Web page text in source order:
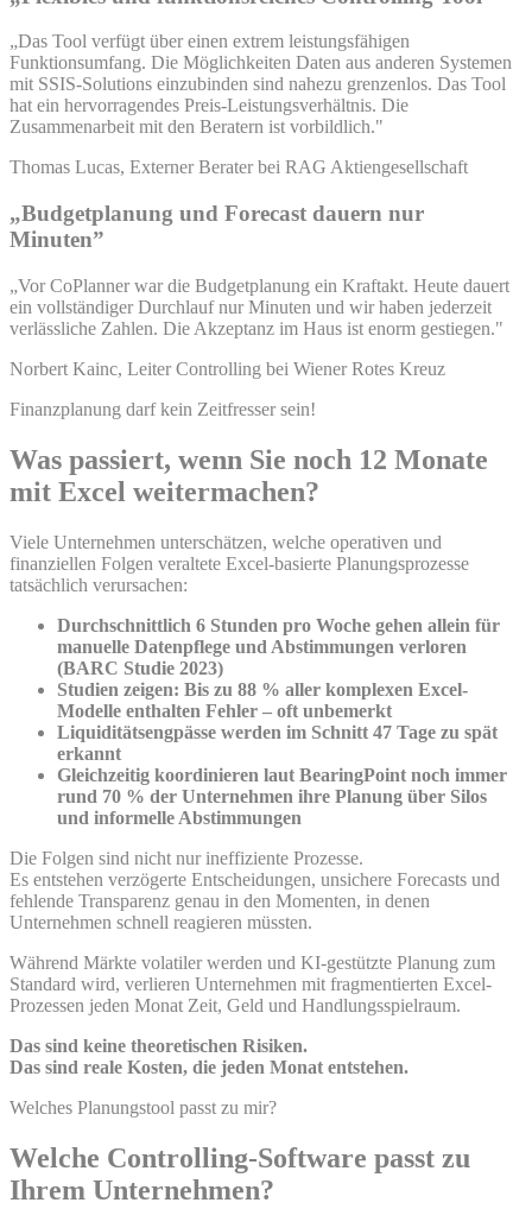
„Das Tool verfügt über einen extrem leistungsfähigen
Funktionsumfang. Die Möglichkeiten Daten aus anderen Systemen
mit SSIS-Solutions einzubinden sind nahezu grenzenlos. Das Tool
hat ein hervorragendes Preis-Leistungsverhältnis. Die
Zusammenarbeit mit den Beratern ist vorbildlich."
Thomas Lucas, Externer Berater bei RAG Aktiengesellschaft
„Budgetplanung und Forecast dauern nur
Minuten”
„Vor CoPlanner war die Budgetplanung ein Kraftakt. Heute dauert
ein vollständiger Durchlauf nur Minuten und wir haben jederzeit
verlässliche Zahlen. Die Akzeptanz im Haus ist enorm gestiegen."
Norbert Kainc, Leiter Controlling bei Wiener Rotes Kreuz
Finanzplanung darf kein Zeitfresser sein!
Was passiert, wenn Sie noch 12 Monate
mit Excel weitermachen?
Viele Unternehmen unterschätzen, welche operativen und
finanziellen Folgen veraltete Excel-basierte Planungsprozesse
tatsächlich verursachen:
Durchschnittlich 6 Stunden pro Woche gehen allein für
manuelle Datenpflege und Abstimmungen verloren
(BARC Studie 2023)
Studien zeigen: Bis zu 88 % aller komplexen Excel-
Modelle enthalten Fehler – oft unbemerkt
Liquiditätsengpässe werden im Schnitt 47 Tage zu spät
erkannt
Gleichzeitig koordinieren laut BearingPoint noch immer
rund 70 % der Unternehmen ihre Planung über Silos
und informelle Abstimmungen
Die Folgen sind nicht nur ineffiziente Prozesse.
Es entstehen verzögerte Entscheidungen, unsichere Forecasts und
fehlende Transparenz genau in den Momenten, in denen
Unternehmen schnell reagieren müssten.
Während Märkte volatiler werden und KI-gestützte Planung zum
Standard wird, verlieren Unternehmen mit fragmentierten Excel-
Prozessen jeden Monat Zeit, Geld und Handlungsspielraum.
Das sind keine theoretischen Risiken.
Das sind reale Kosten, die jeden Monat entstehen.
Welches Planungstool passt zu mir?
Welche Controlling-Software passt zu
Ihrem Unternehmen?